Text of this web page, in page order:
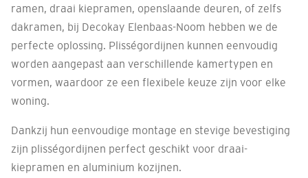
ramen, draai kiepramen, openslaande deuren, of zelfs
dakramen, bij Decokay Elenbaas-Noom hebben we de
perfecte oplossing. Plisségordijnen kunnen eenvoudig
worden aangepast aan verschillende kamertypen en
vormen, waardoor ze een flexibele keuze zijn voor elke
woning.
Dankzij hun eenvoudige montage en stevige bevestiging
zijn plisségordijnen perfect geschikt voor draai-
kiepramen en aluminium kozijnen.